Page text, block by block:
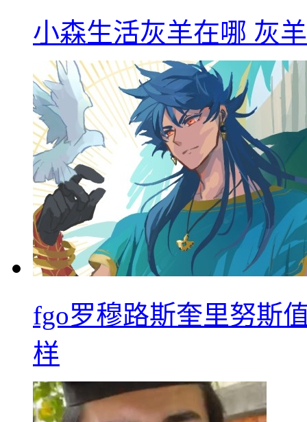
小森生活灰羊在哪 灰
fgo罗穆路斯奎里努斯
样